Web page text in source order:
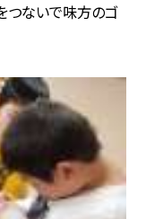
つないで味方のゴ